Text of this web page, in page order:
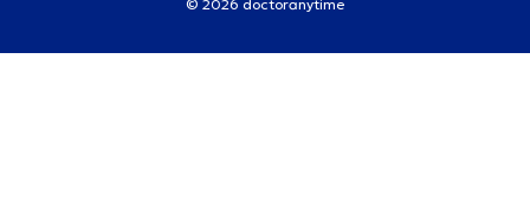
© 2026 doctoranytime